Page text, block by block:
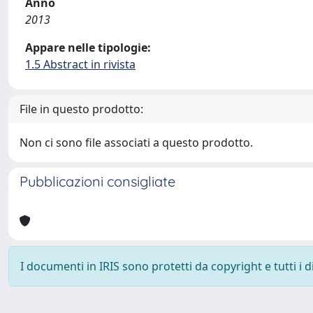
2013
Appare nelle tipologie:
1.5 Abstract in rivista
File in questo prodotto:
Non ci sono file associati a questo prodotto.
Pubblicazioni consigliate
I documenti in IRIS sono protetti da copyright e tutti i